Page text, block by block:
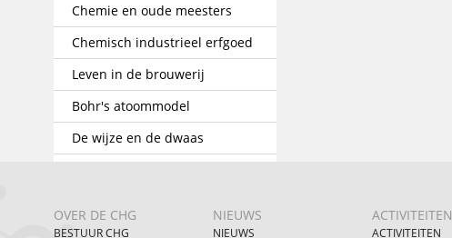
Chemie en oude meesters
Chemisch industrieel erfgoed
Leven in de brouwerij
Bohr's atoommodel
De wijze en de dwaas
OVER DE CHG
BESTUUR CHG
NIEUWS
NIEUWS
ACTIVITEITEN
ACTIVITEITEN